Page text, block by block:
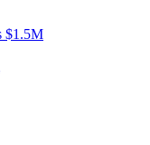
$1.5M